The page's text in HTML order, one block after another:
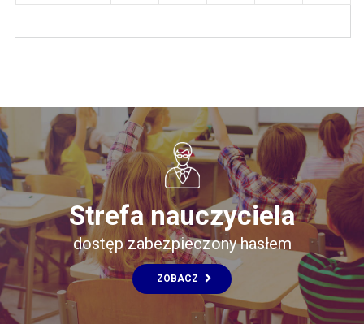
Strefa nauczyciela
dostęp zabezpieczony hasłem
ZOBACZ